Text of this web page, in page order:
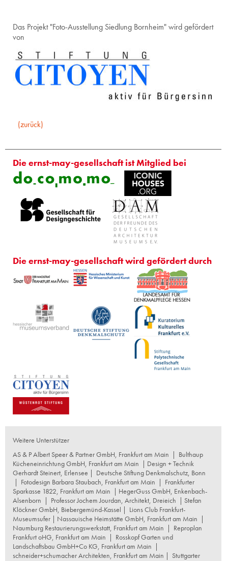
Das Projekt "Foto-Ausstellung Siedlung Bornheim" wird gefördert
von
(zurück)
Die ernst-may-gesellschaft ist Mitglied bei
Die ernst-may-gesellschaft wird gefördert durch
Weitere Unterstützer
AS & P Albert Speer & Partner GmbH, Frankfurt am Main | Bulthaup
Kücheneinrichtung GmbH, Frankfurt am Main | Design + Technik
Gerhardt Steinert, Erlensee | Deutsche Stiftung Denkmalschutz, Bonn
| Fotodesign Barbara Staubach, Frankfurt am Main | Frankfurter
Sparkasse 1822, Frankfurt am Main | HegerGuss GmbH, Enkenbach-
Alsenborn | Professor Jochem Jourdan, Architekt, Dreieich | Stefan
Klöckner GmbH, Biebergemünd-Kassel | Lions Club Frankfurt-
Museumsufer | Nassauische Heimstätte GmbH, Frankfurt am Main |
Naumburg Restaurierungswerkstatt, Frankfurt am Main | Reproplan
Frankfurt oHG, Frankfurt am Main | Rosskopf Garten und
Landschaftsbau GmbH+Co KG, Frankfurt am Main |
schneider+schumacher Architekten, Frankfurt am Main | Stuttgarter